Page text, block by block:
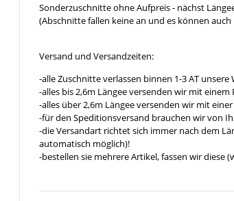
Sonderzuschnitte ohne Aufpreis - nächst
(Abschnitte fallen keine an und es können
Versand und Versandzeiten:
-alle Zuschnitte verlassen binnen 1-3 AT unsere
-alles bis 2,6m Längee versenden wir mit
-alles über 2,6m Längee versenden wir mit
-für den Speditionsversand brauchen wir von
-die Versandart richtet sich immer nach dem
automatisch möglich)!
-bestellen sie mehrere Artikel, fassen wir diese